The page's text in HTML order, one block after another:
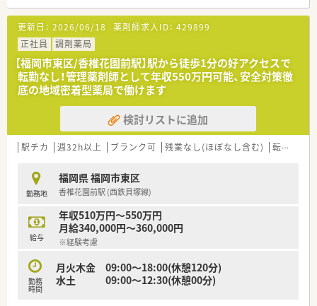
【法人特徴について】
■福岡市内を中心として県内に限定したドミナント出店戦略を
展開しており、現在60店舗以上の薬局を運営しています。
■フランチャイズ制度を導入しており、これまでにも多数の薬剤
師が独立を果たしているなど独立支援体制も万全です。
■医師の開業支援から合同で新規開局を行っているため処方元
との関係性が非常に良好であり、円滑な連携が可能です。
【やりがい/おすすめポイント】
■総合病院の門前からクリニックの門前まで幅広い種類の応需
先があるため、学びたい科目を集中的に経験して成長できる環境
■定年が70歳に設定されており、定年を迎えるまで継続して昇
給していく独自の制度があるため生涯現役で働くことが可能で
す。
■産休や育休の取得実績が豊富にあることに加え、プレママ応援
制度などの福利厚生が充実しておりライフイベントにも対応で
きます。
更新日： 2026/06/18 薬剤師求人ID： 429899
正社員
調剤薬局
【福岡市東区/香椎花園前駅】駅から徒歩1分の好アクセスで
転勤なし！管理薬剤師として年収550万円可能、安全対策徹
底の地域密着型薬局で働けます
検討リストに追加
駅チカ 週32h以上 ブランク可 残業なし(ほぼなし含む) 転勤なし
勤務地
福岡県 福岡市東区
香椎花園前駅 (西鉄貝塚線)
給与
年収510万円～550万円
月給340,000円～360,000円
※経験考慮
勤務
時間
月火木金 09:00〜18:00(休憩120分)
水土 09:00〜12:30(休憩00分)